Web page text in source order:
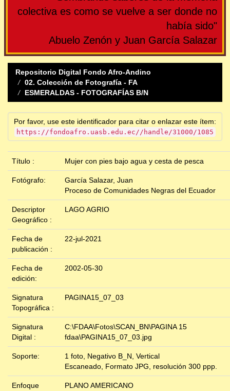
colectiva es como se vuelve a ser donde no
había sido"
Abuelo Zenón y Juan García Salazar
Repositorio Digital Fondo Afro-Andino
02. Colección de Fotografía - FA
ESMERALDAS - FOTOGRAFÍAS B/N
Por favor, use este identificador para citar o enlazar este ítem:
https://fondoafro.uasb.edu.ec//handle/31000/1085
Título : Mujer con pies bajo agua y cesta de pesca
Fotógrafo:
García Salazar, Juan
Proceso de Comunidades Negras del Ecuador
Descriptor
Geográfico :
LAGO AGRIO
Fecha de
publicación :
22-jul-2021
Fecha de
edición:
2002-05-30
Signatura
Topográfica :
PAGINA15_07_03
Signatura
Digital :
C:\FDAA\Fotos\SCAN_BN\PAGINA 15
fdaa\PAGINA15_07_03.jpg
Soporte:
1 foto, Negativo B_N, Vertical
Escaneado, Formato JPG, resolución 300 ppp.
Enfoque
PLANO AMERICANO